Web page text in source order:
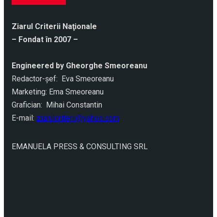
Ziarul Criterii Naţionale
– Fondat în 2007 –
Engineered by Gheorghe Smeoreanu
Redactor-şef: Eva Smeoreanu
Marketing: Ema Smeoreanu
Grafician: Mihai Constantin
E-mail: ziarulcriterii@yahoo.com
EMANUELA PRESS & CONSULTING SRL